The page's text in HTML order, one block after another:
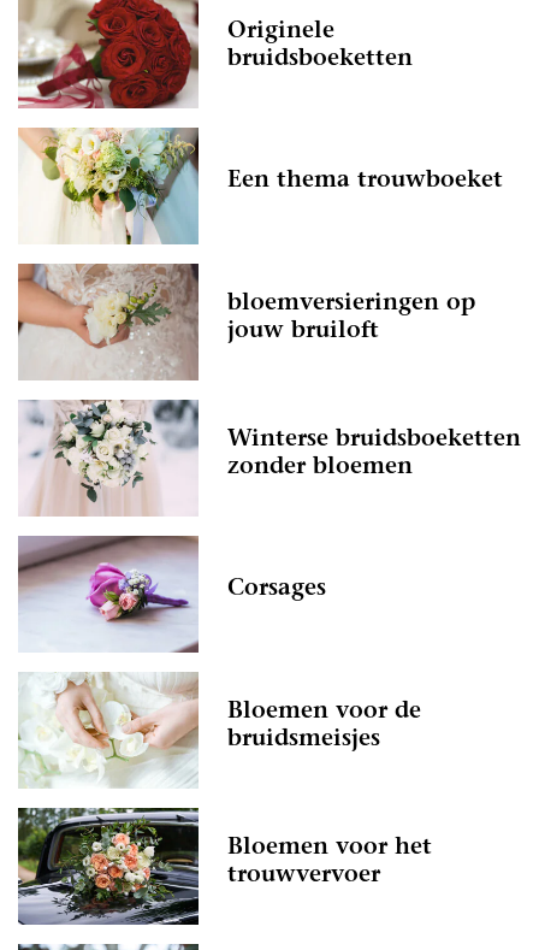
Originele
bruidsboeketten
Een thema trouwboeket
bloemversieringen op
jouw bruiloft
Winterse bruidsboeketten
zonder bloemen
Corsages
Bloemen voor de
bruidsmeisjes
Bloemen voor het
trouwvervoer